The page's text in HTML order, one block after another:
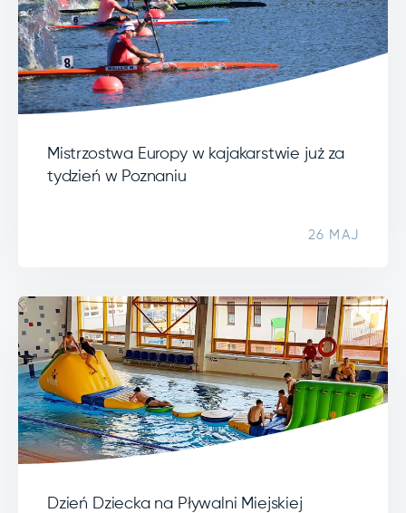
Mistrzostwa Europy w kajakarstwie już za
tydzień w Poznaniu
26 MAJ
Dzień Dziecka na Pływalni Miejskiej